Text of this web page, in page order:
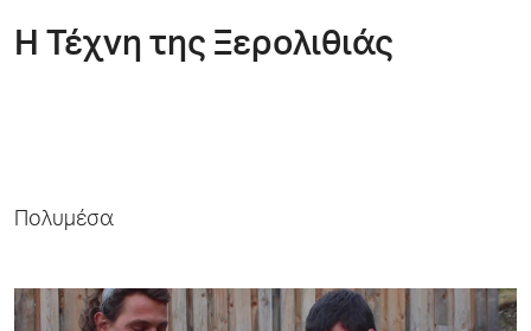
H Τέχνη της Ξερολιθιάς
Πολυμέσα